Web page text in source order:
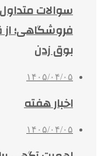
سوالات
فروشگاهی؛
بوق زدن
۱۴۰۵/۰۴/۰۵
اخبار هفته
۱۴۰۵/۰۴/۰۵